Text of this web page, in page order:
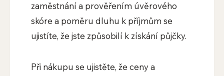
zaměstnání a prověřením úvěrového
skóre a poměru dluhu k příjmům se
ujistíte, že jste způsobilí k získání půjčky.
Při nákupu se ujistěte, že ceny a